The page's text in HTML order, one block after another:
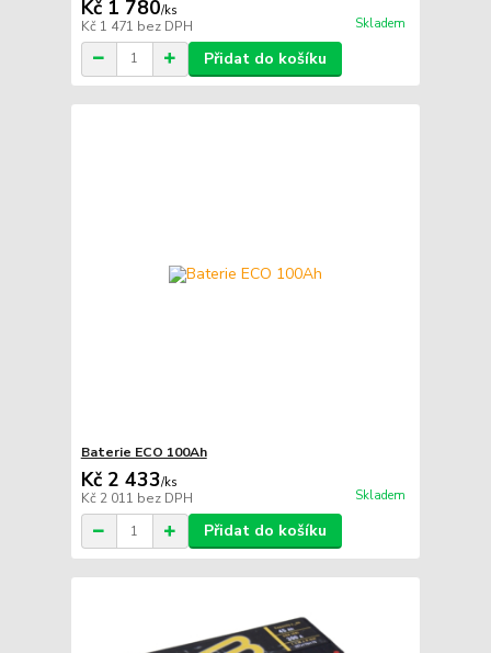
Kč 1 780/ks
Kč 1 471 bez DPH Skladem
Přidat do košíku
Baterie ECO 100Ah
Kč 2 433/ks
Kč 2 011 bez DPH Skladem
Přidat do košíku